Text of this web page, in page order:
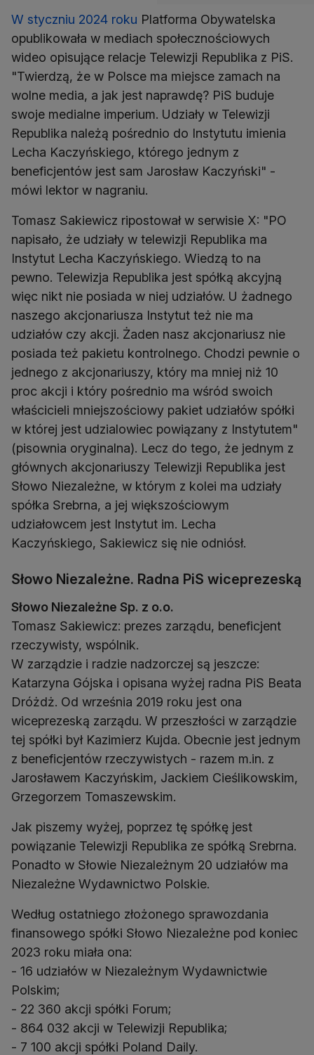
W styczniu 2024 roku Platforma Obywatelska
opublikowała w mediach społecznościowych
wideo opisujące relacje Telewizji Republika z PiS.
"Twierdzą, że w Polsce ma miejsce zamach na
wolne media, a jak jest naprawdę? PiS buduje
swoje medialne imperium. Udziały w Telewizji
Republika należą pośrednio do Instytutu imienia
Lecha Kaczyńskiego, którego jednym z
beneficjentów jest sam Jarosław Kaczyński" -
mówi lektor w nagraniu.
Tomasz Sakiewicz ripostował w serwisie X: "PO
napisało, że udziały w telewizji Republika ma
Instytut Lecha Kaczyńskiego. Wiedzą to na
pewno. Telewizja Republika jest spółką akcyjną
więc nikt nie posiada w niej udziałów. U żadnego
naszego akcjonariusza Instytut też nie ma
udziałów czy akcji. Żaden nasz akcjonariusz nie
posiada też pakietu kontrolnego. Chodzi pewnie o
jednego z akcjonariuszy, który ma mniej niż 10
proc akcji i który pośrednio ma wśród swoich
właścicieli mniejszościowy pakiet udziałów spółki
w której jest udzialowiec powiązany z Instytutem"
(pisownia oryginalna). Lecz do tego, że jednym z
głównych akcjonariuszy Telewizji Republika jest
Słowo Niezależne, w którym z kolei ma udziały
spółka Srebrna, a jej większościowym
udziałowcem jest Instytut im. Lecha
Kaczyńskiego, Sakiewicz się nie odniósł.
Słowo Niezależne. Radna PiS wiceprezeską
Słowo Niezależne Sp. z o.o.
Tomasz Sakiewicz: prezes zarządu, beneficjent
rzeczywisty, wspólnik.
W zarządzie i radzie nadzorczej są jeszcze:
Katarzyna Gójska i opisana wyżej radna PiS Beata
Dróżdż. Od września 2019 roku jest ona
wiceprezeską zarządu. W przeszłości w zarządzie
tej spółki był Kazimierz Kujda. Obecnie jest jednym
z beneficjentów rzeczywistych - razem m.in. z
Jarosławem Kaczyńskim, Jackiem Cieślikowskim,
Grzegorzem Tomaszewskim.
Jak piszemy wyżej, poprzez tę spółkę jest
powiązanie Telewizji Republika ze spółką Srebrna.
Ponadto w Słowie Niezależnym 20 udziałów ma
Niezależne Wydawnictwo Polskie.
Według ostatniego złożonego sprawozdania
finansowego spółki Słowo Niezależne pod koniec
2023 roku miała ona:
- 16 udziałów w Niezależnym Wydawnictwie
Polskim;
- 22 360 akcji spółki Forum;
- 864 032 akcji w Telewizji Republika;
- 7 100 akcji spółki Poland Daily.